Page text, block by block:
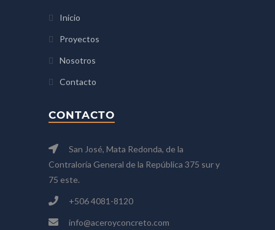
Inicio
Proyectos
Nosotros
Contacto
CONTACTO
San José, Mata Redonda, de la
Contraloría General de la República 375 sur y
75 este.
+506 4081-8120
info@aceroyconcreto.com